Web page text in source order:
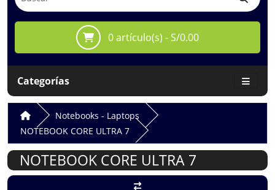
0 artículo(s) - S/0.00
Categorías
Notebooks - Laptops
NOTEBOOK CORE ULTRA 7
NOTEBOOK CORE ULTRA 7